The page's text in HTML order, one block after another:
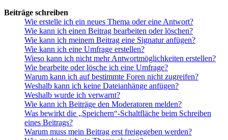
Beiträge schreiben
Wie erstelle ich ein neues Thema oder eine Antwort?
Wie kann ich einen Beitrag bearbeiten oder löschen?
Wie kann ich meinem Beitrag eine Signatur anfügen?
Wie kann ich eine Umfrage erstellen?
Wieso kann ich nicht mehr Antwortmöglichkeiten erstellen?
Wie bearbeite oder lösche ich eine Umfrage?
Warum kann ich auf bestimmte Foren nicht zugreifen?
Weshalb kann ich keine Dateianhänge anfügen?
Weshalb wurde ich verwarnt?
Wie kann ich Beiträge den Moderatoren melden?
Was bewirkt die „Speichern“-Schaltfläche beim Schreiben
eines Beitrags?
Warum muss mein Beitrag erst freigegeben werden?